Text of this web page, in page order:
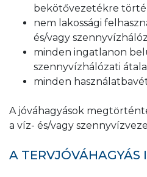
bekötővezetékre
nem lakossági
és/vagy
minden ingatlanon
szennyvízhálózati
minden
A jóváhagyások
a víz- és/vagy
A TERVJÓVÁHAGYÁS